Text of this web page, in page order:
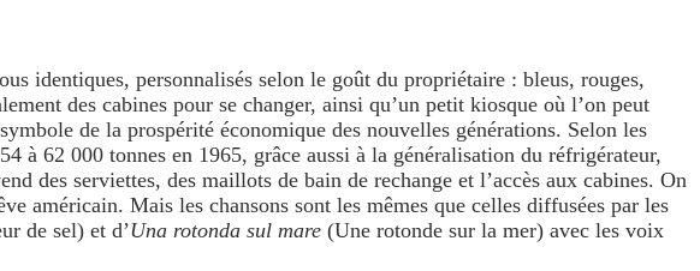
identiques, personnalisés selon le goût du propriétaire : bleus, rouges,
des cabines pour se changer, ainsi qu’un petit kiosque où l’on peut
de la prospérité économique des nouvelles générations. Selon les
à 62 000 tonnes en 1965, grâce aussi à la généralisation du réfrigérateur,
des serviettes, des maillots de bain de rechange et l’accès aux cabines. On
américain. Mais les chansons sont les mêmes que celles diffusées par les
de sel) et d’Una rotonda sul mare (Une rotonde sur la mer) avec les voix